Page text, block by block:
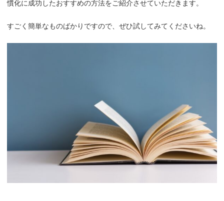
慣化に成功したおすすめの方法をご紹介させていただきます。
すごく簡単なものばかりですので、ぜひ試してみてくださいね。